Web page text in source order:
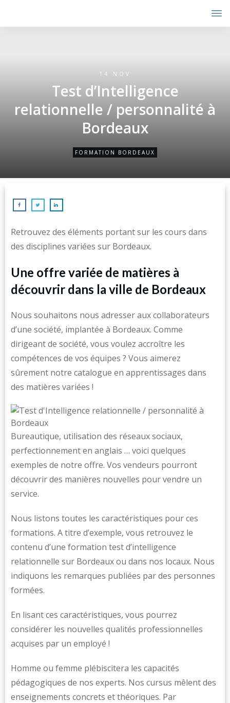
14 NOV
Test d’Intelligence
relationnelle / personnalité à
Bordeaux
FORMATION BORDEAUX
Retrouvez des éléments portant sur les cours dans
des disciplines variées sur Bordeaux.
Une offre variée de matières à
découvrir dans la ville de Bordeaux
Nous souhaitons nous adresser aux collaborateurs
d’une société, implantée à Bordeaux. Comme
dirigeant de société, vous voulez accroître les
compétences de vos équipes ? Vous aimerez
sûrement notre catalogue en apprentissages dans
des matières variées !
Bureautique, utilisation des réseaux sociaux,
perfectionnement en anglais … voici quelques
exemples de notre offre. Vos vendeurs pourront
découvrir des manières nouvelles pour vendre un
service.
Nous listons toutes les caractéristiques pour ces
formations. A titre d’exemple, vous retrouvez le
contenu d’une formation test d’intelligence
relationnelle sur Bordeaux ou dans nos locaux. Nous
indiquons les remarques publiées par des personnes
formées.
En lisant ces caractéristiques, vous pourrez
considérer les nouvelles qualités professionnelles
acquises par un employé !
Homme ou femme plébiscitera les capacités
pédagogiques de nos experts. Nos cursus mêlent des
enseignements concrets et théoriques. Par